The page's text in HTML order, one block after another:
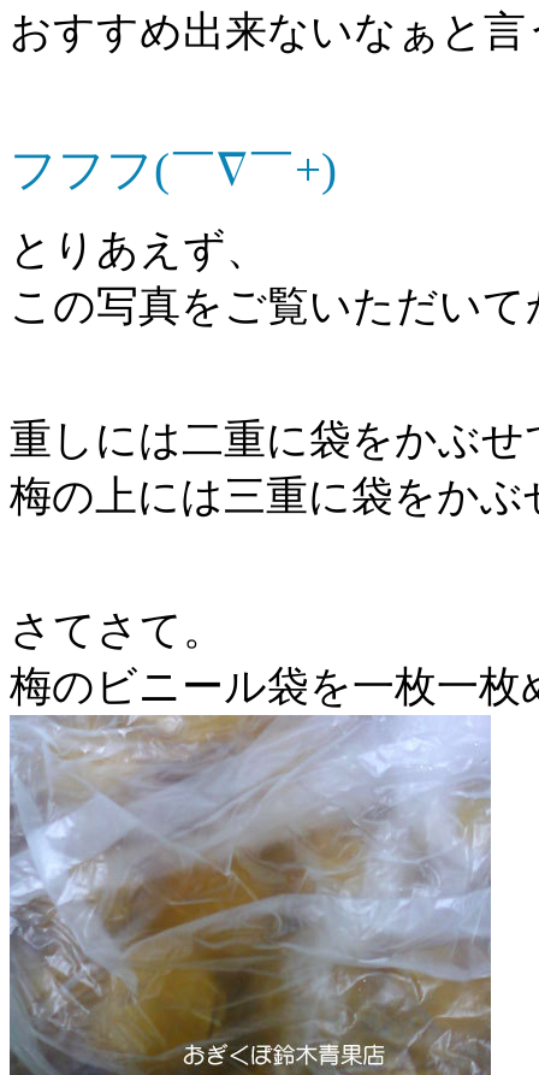
おすすめ出来ないなぁと
フフフ(￣∇￣+)
とりあえず、
この写真をご覧いただい
重しには二重に袋をかぶ
梅の上には三重に袋をか
さてさて。
梅のビニール袋を一枚一